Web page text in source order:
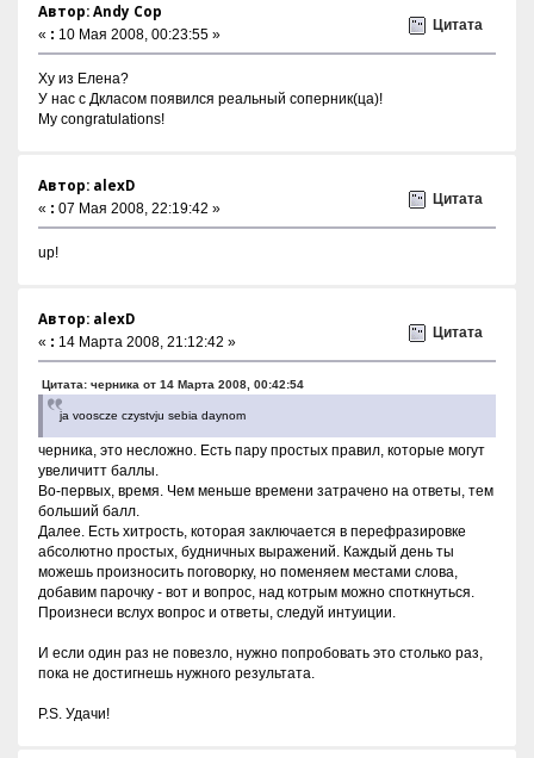
Автор: Andy Cop
« : 10 Мая 2008, 00:23:55 »
Цитата
Ху из Елена?
У нас с Дкласом появился реальный соперник(ца)!
My congratulations!
Автор: alexD
« : 07 Мая 2008, 22:19:42 »
Цитата
up!
Автор: alexD
« : 14 Марта 2008, 21:12:42 »
Цитата
Цитата: черника от 14 Марта 2008, 00:42:54
ja vooscze czystvju sebia daynom
черника, это несложно. Есть пару простых правил, которые могут
увеличитт баллы.
Во-первых, время. Чем меньше времени затрачено на ответы, тем
больший балл.
Далее. Есть хитрость, которая заключается в перефразировке
абсолютно простых, будничных выражений. Каждый день ты
можешь произносить поговорку, но поменяем местами слова,
добавим парочку - вот и вопрос, над котрым можно споткнуться.
Произнеси вслух вопрос и ответы, следуй интуиции.
И если один раз не повезло, нужно попробовать это столько раз,
пока не достигнешь нужного результата.
P.S. Удачи!